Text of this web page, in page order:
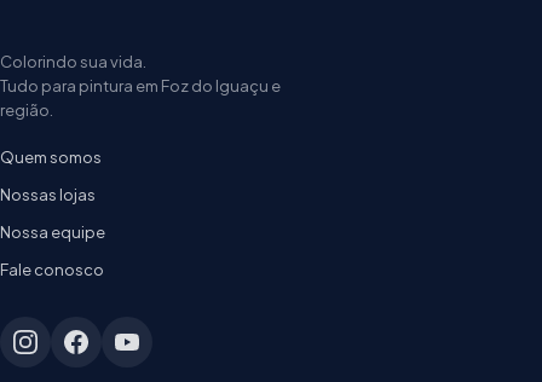
Colorindo sua vida.
Tudo para pintura em Foz do Iguaçu e
região.
Quem somos
Nossas lojas
Nossa equipe
Fale conosco